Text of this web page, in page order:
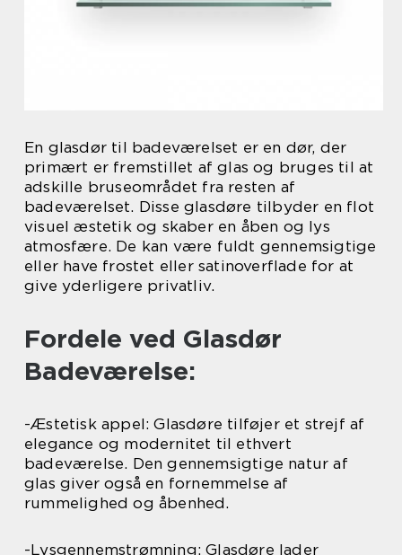
En glasdør til badeværelset er en dør, der
primært er fremstillet af glas og bruges til at
adskille bruseområdet fra resten af
badeværelset. Disse glasdøre tilbyder en flot
visuel æstetik og skaber en åben og lys
atmosfære. De kan være fuldt gennemsigtige
eller have frostet eller satinoverflade for at
give yderligere privatliv.
Fordele ved Glasdør
Badeværelse:
-Æstetisk appel: Glasdøre tilføjer et strejf af
elegance og modernitet til ethvert
badeværelse. Den gennemsigtige natur af
glas giver også en fornemmelse af
rummelighed og åbenhed.
-Lysgennemstrømning: Glasdøre lader